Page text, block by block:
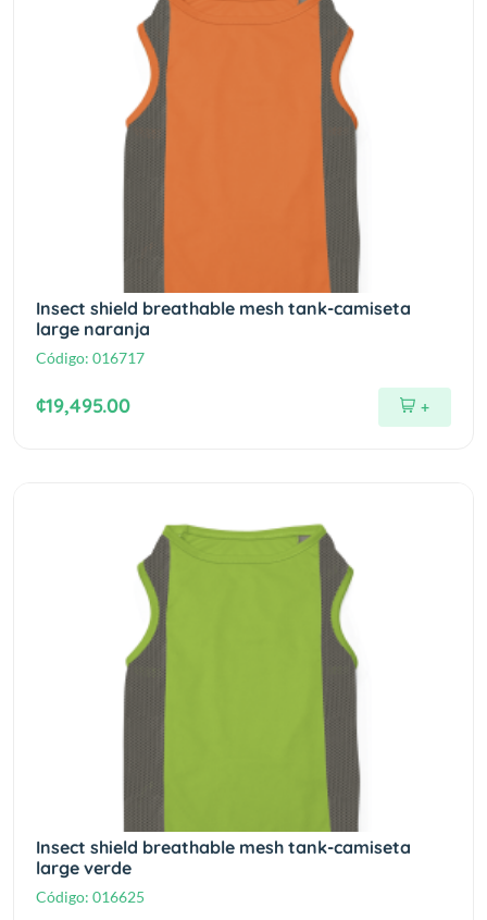
Insect shield breathable mesh tank-camiseta
large naranja
Código: 016717
¢19,495.00 +
Insect shield breathable mesh tank-camiseta
large verde
Código: 016625